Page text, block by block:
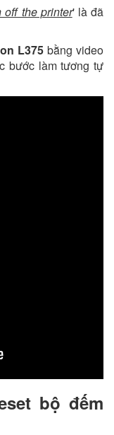
off the printer' là đã
L375bằng video
bước làm tương tự
bộ đếm